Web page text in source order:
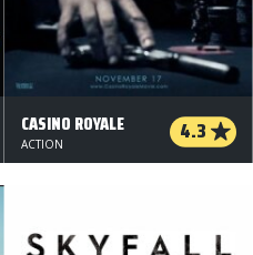
CASINO ROYALE 4.3
ACTION